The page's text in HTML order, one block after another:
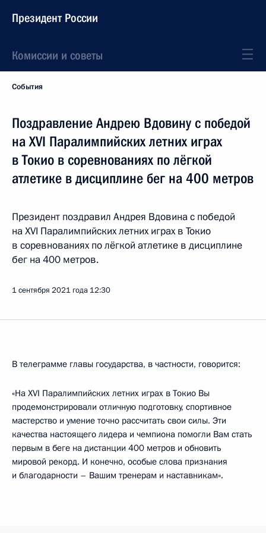
Президент России
Комиссии и советы
События
Поздравление Андрею Вдовину с победой
на XVI Паралимпийских летних играх
в Токио в соревнованиях по лёгкой
атлетике в дисциплине бег на 400 метров
Президент поздравил Андрея Вдовина с победой
на XVI Паралимпийских летних играх в Токио
в соревнованиях по лёгкой атлетике в дисциплине
бег на 400 метров.
1 сентября 2021 года 12:30
В телеграмме главы государства, в частности, говорится:
«На XVI Паралимпийских летних играх в Токио Вы
продемонстрировали отличную подготовку, спортивное
мастерство и умение точно рассчитать свои силы. Эти
качества настоящего лидера и чемпиона помогли Вам стать
первым в беге на дистанции 400 метров и обновить
мировой рекорд. И конечно, особые слова признания
и благодарности – Вашим тренерам и наставникам».